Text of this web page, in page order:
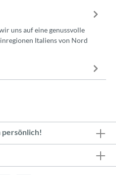
uns auf eine genussvolle
Italiens von Nord
persönlich!